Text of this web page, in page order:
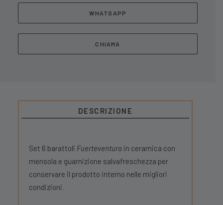
WHATSAPP
CHIAMA
DESCRIZIONE
Set 6 barattoli Fuerteventura in ceramica con
mensola e guarnizione salvafreschezza per
conservare il prodotto interno nelle migliori
condizioni.